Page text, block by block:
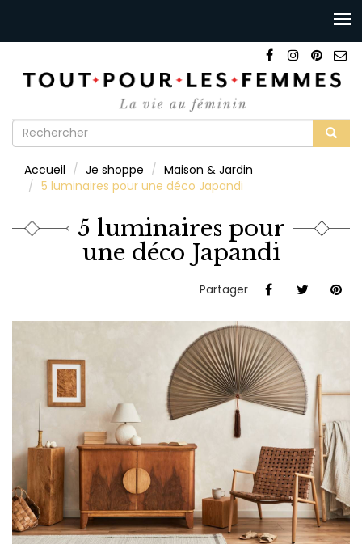
Formulaire
recherche
Accueil Je shoppe
Maison & Jardin
5 luminaires pour une déco Japandi
5 luminaires pour
une déco Japandi
Partager